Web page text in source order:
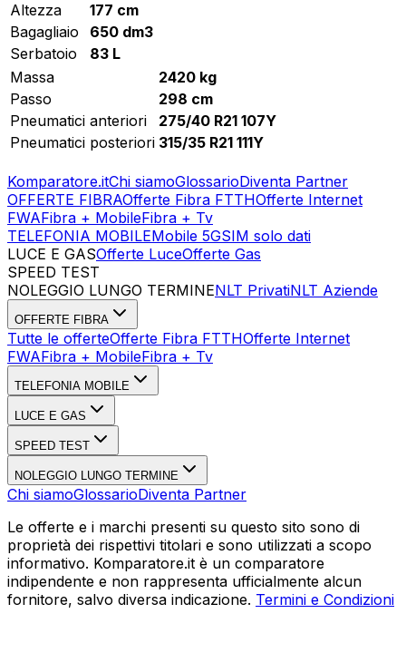
Altezza
177 cm
Bagagliaio
650 dm3
Serbatoio
83 L
Massa
2420 kg
Passo
298 cm
Pneumatici anteriori
275/40 R21 107Y
Pneumatici posteriori 315/35 R21 111Y
Komparatore.itChi siamoGlossarioDiventa Partner
OFFERTE FIBRAOfferte Fibra FTTHOfferte Internet
FWAFibra + MobileFibra + Tv
TELEFONIA MOBILEMobile 5GSIM solo dati
LUCE E GASOfferte LuceOfferte Gas
SPEED TEST
NOLEGGIO LUNGO TERMINENLT PrivatiNLT Aziende
OFFERTE FIBRA
Tutte le offerteOfferte Fibra FTTHOfferte Internet
FWAFibra + MobileFibra + Tv
TELEFONIA MOBILE
LUCE E GAS
SPEED TEST
NOLEGGIO LUNGO TERMINE
Chi siamoGlossarioDiventa Partner
Le offerte e i marchi presenti su questo sito sono di
proprietà dei rispettivi titolari e sono utilizzati a scopo
informativo. Komparatore.it è un comparatore
indipendente e non rappresenta ufficialmente alcun
fornitore, salvo diversa indicazione. Termini e Condizioni